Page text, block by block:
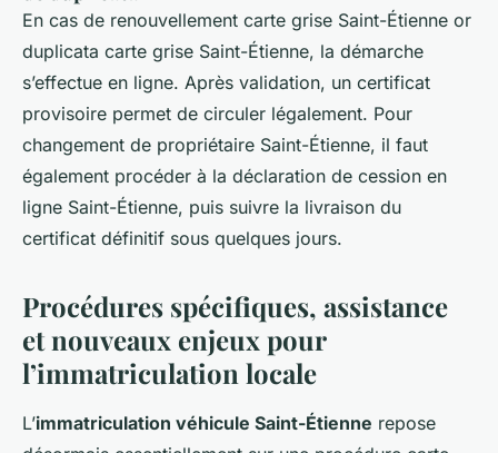
En cas de renouvellement carte grise Saint-Étienne or
duplicata carte grise Saint-Étienne, la démarche
s’effectue en ligne. Après validation, un certificat
provisoire permet de circuler légalement. Pour
changement de propriétaire Saint-Étienne, il faut
également procéder à la déclaration de cession en
ligne Saint-Étienne, puis suivre la livraison du
certificat définitif sous quelques jours.
Procédures spécifiques, assistance
et nouveaux enjeux pour
l’immatriculation locale
L’immatriculation véhicule Saint-Étienne repose